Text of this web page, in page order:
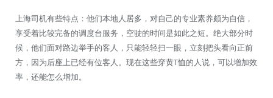
上海司机有些特点：他们本地人居多，对自己的专业素养颇为自信，
享受着比较完备的调度台服务，空驶的时间是如此之短。绝大部分时
候，他们面对路边举手的客人，只能轻轻扫一眼，立刻把头看向正前
方，因为后座上已经有位客人。现在这些穿黄T恤的人说，可以增加效
率，还能怎么增加。